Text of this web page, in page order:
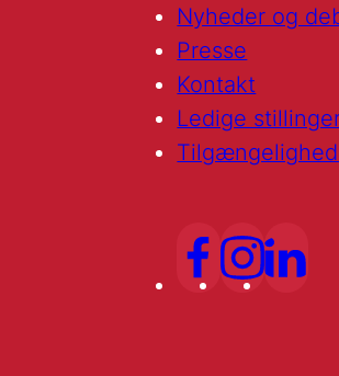
Nyheder og
Presse
Kontakt
Ledige